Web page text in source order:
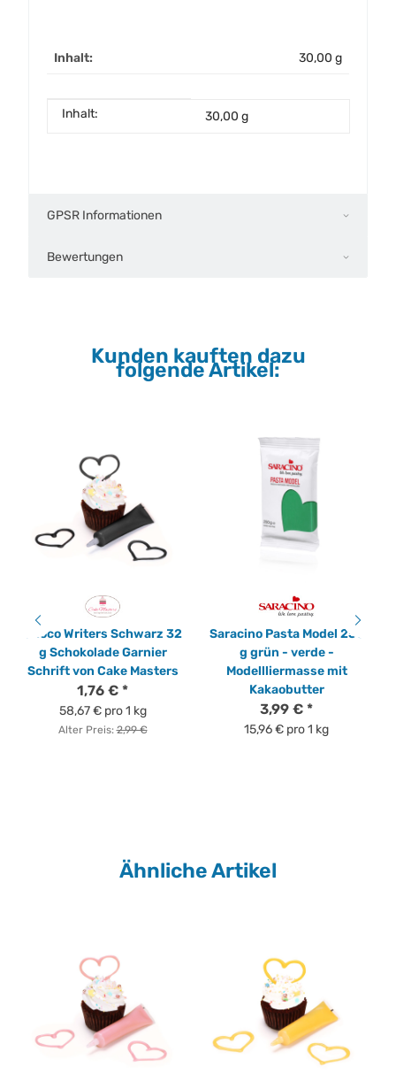
Inhalt: 30,00 g
Produkteigenschaft
Wert
Inhalt: 30,00 g
GPSR Informationen
Bewertungen
Kunden kauften dazu
folgende Artikel:
Choco Writers Schwarz 32
g Schokolade Garnier
Schrift von Cake Masters
1,76 € *
58,67 € pro 1 kg
Alter Preis:2,99 €
Saracino Pasta Model 250
g grün - verde -
Modellliermasse mit
Kakaobutter
3,99 € *
15,96 € pro 1 kg
Ähnliche Artikel